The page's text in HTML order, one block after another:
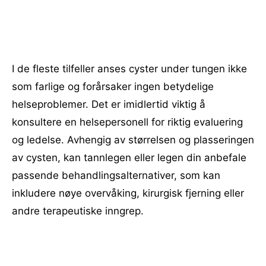
I de fleste tilfeller anses cyster under tungen ikke
som farlige og forårsaker ingen betydelige
helseproblemer. Det er imidlertid viktig å
konsultere en helsepersonell for riktig evaluering
og ledelse. Avhengig av størrelsen og plasseringen
av cysten, kan tannlegen eller legen din anbefale
passende behandlingsalternativer, som kan
inkludere nøye overvåking, kirurgisk fjerning eller
andre terapeutiske inngrep.